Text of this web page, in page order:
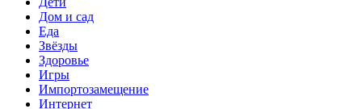
Дом и сад
Еда
Звёзды
Здоровье
Игры
Импортозамещение
Интернет